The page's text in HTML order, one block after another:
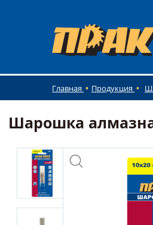
Главная Продукция
Шарошка